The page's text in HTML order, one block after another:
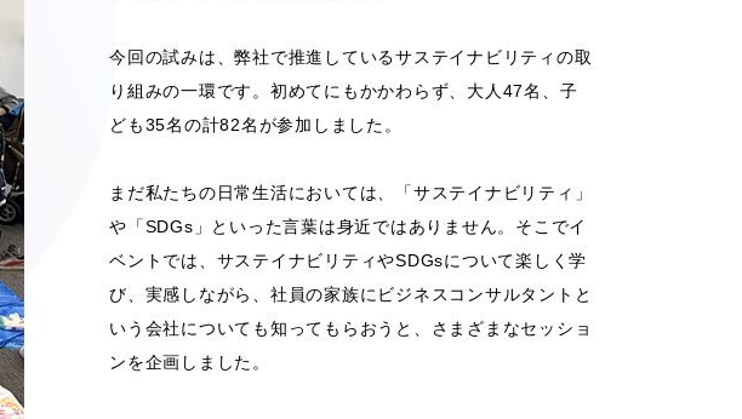
今回の試みは、弊社で推進しているサステイナビリティの取
り組みの一環です。初めてにもかかわらず、大人47名、子
ども35名の計82名が参加しました。
まだ私たちの日常生活においては、「サステイナビリティ」
や「SDGs」といった言葉は身近ではありません。そこでイ
ベントでは、サステイナビリティやSDGsについて楽しく学
び、実感しながら、社員の家族にビジネスコンサルタントと
いう会社についても知ってもらおうと、さまざまなセッショ
ンを企画しました。